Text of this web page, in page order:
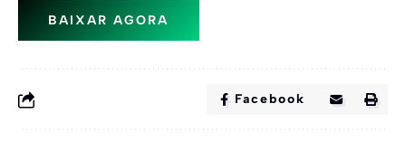
BAIXAR AGORA
Facebook